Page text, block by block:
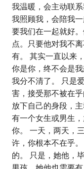
我温暖，会主动联
我照顾我，会陪我
要我们在一起就好
点。只要他对我不
有。 其实一直以来
你是你，终不会是
我分不清了。 只是
害，接受那不被在
放下自己的身段，
有一个女生或男生
你。 一天，两天，
许，你根本不在乎
的。 只是，她他，